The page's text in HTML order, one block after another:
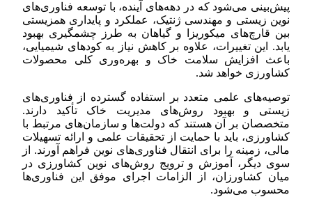
پیش‌بینی می‌شود که در دهه‌های آینده، با توسعه فناوری‌های
نوین زیستی و مهندسی ژنتیک، عملکرد و پایداری همزیستی
بین قارچ‌های میکوریزا و گیاهان به طرز چشمگیری بهبود
یابد. این تغییرات، علاوه بر کاهش نیاز به کودهای شیمیایی،
باعث افزایش سلامت خاک و بهره‌وری کلی محصولات
کشاورزی خواهد شد.
توصیه‌های علمی متعدد بر استفاده گسترده از فناوری‌های
زیستی و بهبود روش‌های مدیریت خاک تأکید دارند.
متخصصان بر آن هستند که دولت‌ها و سازمان‌های مرتبط با
کشاورزی، باید با حمایت از تحقیقات علمی و ارائه تسهیلات
مالی، زمینه را برای انتقال فناوری‌های نوین فراهم آورند. از
سوی دیگر، آموزش و ترویج روش‌های نوین کشاورزی در
میان کشاورزان، از الزامات اجرای موفق این فناوری‌ها
محسوب می‌شود.